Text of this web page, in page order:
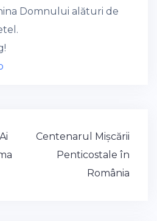
Domnului alături de
Centenarul Mișcării
Penticostale în
România